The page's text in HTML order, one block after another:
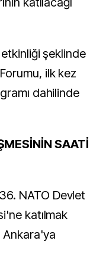
şeklinde
ilk kez
dahilinde
SAATİ
NATO Devlet
katılmak
Ankara'ya